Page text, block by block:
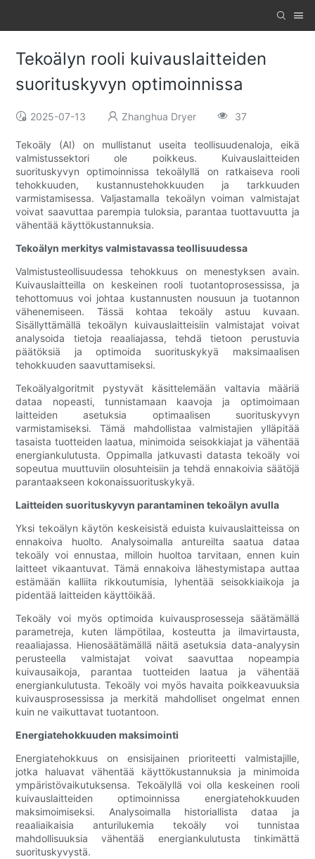
Tekoälyn rooli kuivauslaitteiden
suorituskyvyn optimoinnissa
2025-07-13 Zhanghua Dryer 37
Tekoäly (AI) on mullistanut useita teollisuudenaloja, eikä
valmistussektori ole poikkeus. Kuivauslaitteiden
suorituskyvyn optimoinnissa tekoälyllä on ratkaiseva rooli
tehokkuuden, kustannustehokkuuden ja tarkkuuden
varmistamisessa. Valjastamalla tekoälyn voiman valmistajat
voivat saavuttaa parempia tuloksia, parantaa tuottavuutta ja
vähentää käyttökustannuksia.
Tekoälyn merkitys valmistavassa teollisuudessa
Valmistusteollisuudessa tehokkuus on menestyksen avain.
Kuivauslaitteilla on keskeinen rooli tuotantoprosessissa, ja
tehottomuus voi johtaa kustannusten nousuun ja tuotannon
vähenemiseen. Tässä kohtaa tekoäly astuu kuvaan.
Sisällyttämällä tekoälyn kuivauslaitteisiin valmistajat voivat
analysoida tietoja reaaliajassa, tehdä tietoon perustuvia
päätöksiä ja optimoida suorituskykyä maksimaalisen
tehokkuuden saavuttamiseksi.
Tekoälyalgoritmit pystyvät käsittelemään valtavia määriä
dataa nopeasti, tunnistamaan kaavoja ja optimoimaan
laitteiden asetuksia optimaalisen suorituskyvyn
varmistamiseksi. Tämä mahdollistaa valmistajien ylläpitää
tasaista tuotteiden laatua, minimoida seisokkiajat ja vähentää
energiankulutusta. Oppimalla jatkuvasti datasta tekoäly voi
sopeutua muuttuviin olosuhteisiin ja tehdä ennakoivia säätöjä
parantaakseen kokonaissuorituskykyä.
Laitteiden suorituskyvyn parantaminen tekoälyn avulla
Yksi tekoälyn käytön keskeisistä eduista kuivauslaitteissa on
ennakoiva huolto. Analysoimalla antureilta saatua dataa
tekoäly voi ennustaa, milloin huoltoa tarvitaan, ennen kuin
laitteet vikaantuvat. Tämä ennakoiva lähestymistapa auttaa
estämään kalliita rikkoutumisia, lyhentää seisokkiaikoja ja
pidentää laitteiden käyttöikää.
Tekoäly voi myös optimoida kuivausprosesseja säätämällä
parametreja, kuten lämpötilaa, kosteutta ja ilmavirtausta,
reaaliajassa. Hienosäätämällä näitä asetuksia data-analyysin
perusteella valmistajat voivat saavuttaa nopeampia
kuivausaikoja, parantaa tuotteiden laatua ja vähentää
energiankulutusta. Tekoäly voi myös havaita poikkeavuuksia
kuivausprosessissa ja merkitä mahdolliset ongelmat ennen
kuin ne vaikuttavat tuotantoon.
Energiatehokkuuden maksimointi
Energiatehokkuus on ensisijainen prioriteetti valmistajille,
jotka haluavat vähentää käyttökustannuksia ja minimoida
ympäristövaikutuksensa. Tekoälyllä voi olla keskeinen rooli
kuivauslaitteiden optimoinnissa energiatehokkuuden
maksimoimiseksi. Analysoimalla historiallista dataa ja
reaaliaikaisia ​​anturilukemia tekoäly voi tunnistaa
mahdollisuuksia vähentää energiankulutusta tinkimättä
suorituskyvystä.